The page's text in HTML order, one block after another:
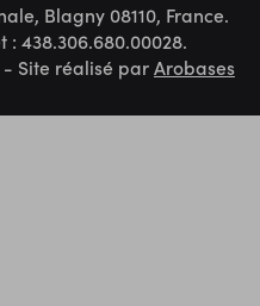
Blagny 08110, France.
: 438.306.680.00028.
Site réalisé parArobases